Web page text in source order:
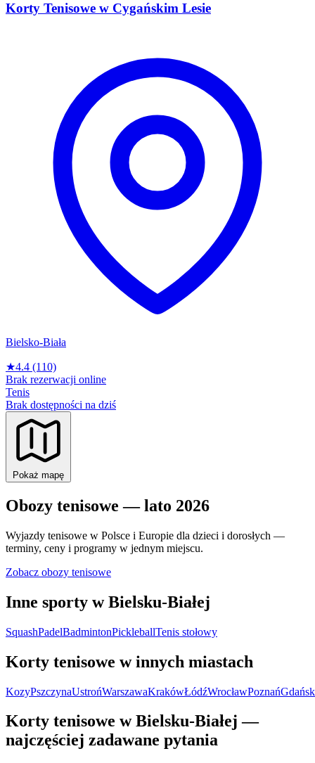
Korty Tenisowe w Cygańskim Lesie
Bielsko-Biała
★4.4 (110)
Brak rezerwacji online
Tenis
Brak dostępności na dziś
Pokaż mapę
Obozy tenisowe — lato 2026
Wyjazdy tenisowe w Polsce i Europie dla dzieci i dorosłych —
terminy, ceny i programy w jednym miejscu.
Zobacz obozy tenisowe
Inne sporty w Bielsku-Białej
SquashPadelBadmintonPickleballTenis stołowy
Korty tenisowe w innych miastach
KozyPszczynaUstrońWarszawaKrakówŁódźWrocławPoznańGdańsk
Korty tenisowe w Bielsku-Białej —
najczęściej zadawane pytania